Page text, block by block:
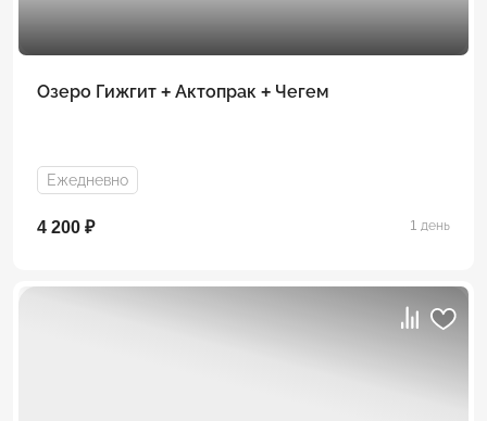
Озеро Гижгит + Актопрак + Чегем
Ежедневно
4 200 ₽ 1 день